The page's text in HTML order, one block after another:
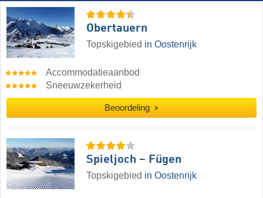
Obertauern
Topskigebied in Oostenrijk
Accommodatieaanbod
Sneeuwzekerheid
Beoordeling
Spieljoch – Fügen
Topskigebied in Oostenrijk